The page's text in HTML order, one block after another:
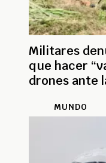
Militares
que hacer
drones ante
MUNDO